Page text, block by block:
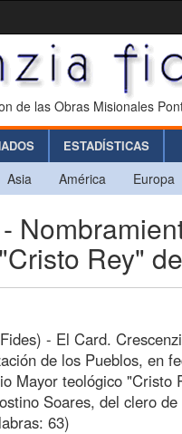
de las Obras Misionales
ESTADÍSTICAS
Asia América Europa
Rey"
- El Card.
de los Pueblos, en
Mayor teológico "Cristo
Soares, del clero
63)